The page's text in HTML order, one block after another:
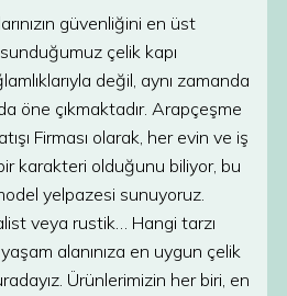
güvenliğini en üst
çelik kapı
değil, aynı zamanda
öne çıkmaktadır. Arapçeşme
Firması olarak, her evin ve iş
karakteri olduğunu biliyor, bu
yelpazesi sunuyoruz.
veya rustik… Hangi tarzı
alanınıza en uygun çelik
Ürünlerimizin her biri, en